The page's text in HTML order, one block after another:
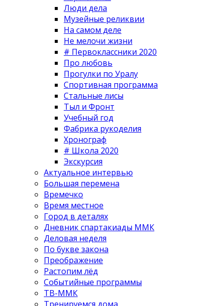
Люди дела
Музейные реликвии
На самом деле
Не мелочи жизни
# Первоклассники 2020
Про любовь
Прогулки по Уралу
Спортивная программа
Стальные лисы
Тыл и Фронт
Учебный год
Фабрика рукоделия
Хронограф
# Школа 2020
Экскурсия
Актуальное интервью
Большая перемена
Времечко
Время местное
Город в деталях
Дневник спартакиады ММК
Деловая неделя
По букве закона
Преображение
Растопим лёд
Событийные программы
ТВ-ММК